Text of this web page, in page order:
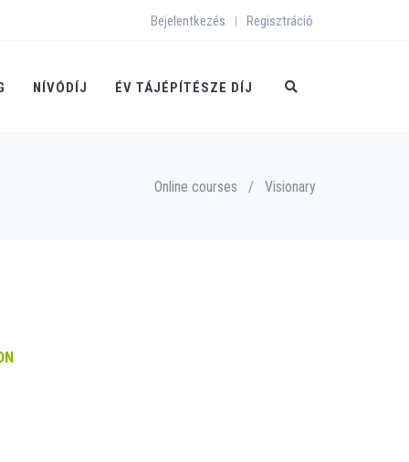
Bejelentkezés | Regisztráció
NÍVÓDÍJ ÉV TÁJÉPÍTÉSZE DÍJ
Online courses / Visionary